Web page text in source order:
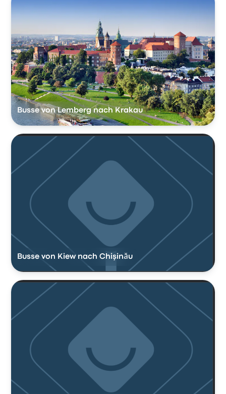
Busse von Lemberg nach Krakau
Busse von Kiew nach Chişinău